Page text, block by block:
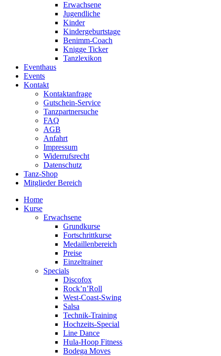
Erwachsene
Jugendliche
Kinder
Kindergeburtstage
Benimm-Coach
Knigge Ticker
Tanzlexikon
Eventhaus
Events
Kontakt
Kontaktanfrage
Gutschein-Service
Tanzpartnersuche
FAQ
AGB
Anfahrt
Impressum
Widerrufsrecht
Datenschutz
Tanz-Shop
Mitglieder Bereich
Home
Kurse
Erwachsene
Grundkurse
Fortschrittkurse
Medaillenbereich
Preise
Einzeltrainer
Specials
Discofox
Rock’n’Roll
West-Coast-Swing
Salsa
Technik-Training
Hochzeits-Special
Line Dance
Hula-Hoop Fitness
Bodega Moves